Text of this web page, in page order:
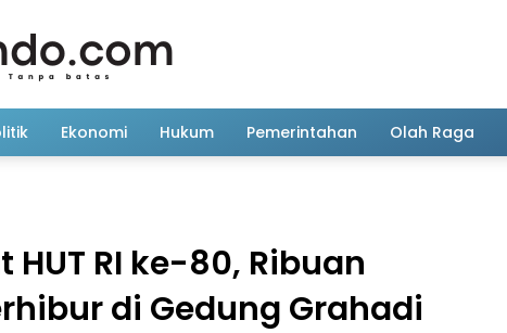
Ekonomi Hukum Pemerintahan Olah Raga
HUT RI ke-80, Ribuan
di Gedung Grahadi